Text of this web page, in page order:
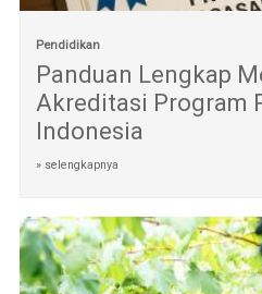
Pendidikan
Panduan Lengkap
Akreditasi Program
Indonesia
» selengkapnya